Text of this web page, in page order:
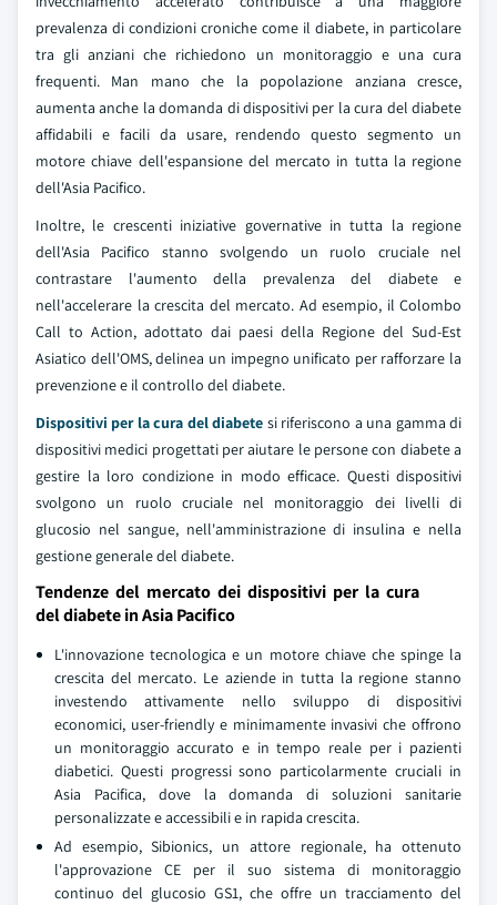
prevalenza di condizioni croniche come il diabete, in particolare
tra gli anziani che richiedono un monitoraggio e una cura
frequenti. Man mano che la popolazione anziana cresce,
aumenta anche la domanda di dispositivi per la cura del diabete
affidabili e facili da usare, rendendo questo segmento un
motore chiave dell'espansione del mercato in tutta la regione
dell'Asia Pacifico.
Inoltre, le crescenti iniziative governative in tutta la regione
dell'Asia Pacifico stanno svolgendo un ruolo cruciale nel
contrastare l'aumento della prevalenza del diabete e
nell'accelerare la crescita del mercato. Ad esempio, il Colombo
Call to Action, adottato dai paesi della Regione del Sud-Est
Asiatico dell'OMS, delinea un impegno unificato per rafforzare la
prevenzione e il controllo del diabete.
Dispositivi per la cura del diabete si riferiscono a una gamma di
dispositivi medici progettati per aiutare le persone con diabete a
gestire la loro condizione in modo efficace. Questi dispositivi
svolgono un ruolo cruciale nel monitoraggio dei livelli di
glucosio nel sangue, nell'amministrazione di insulina e nella
gestione generale del diabete.
Tendenze del mercato dei dispositivi per la cura
del diabete in Asia Pacifico
L'innovazione tecnologica e un motore chiave che spinge la
crescita del mercato. Le aziende in tutta la regione stanno
investendo attivamente nello sviluppo di dispositivi
economici, user-friendly e minimamente invasivi che offrono
un monitoraggio accurato e in tempo reale per i pazienti
diabetici. Questi progressi sono particolarmente cruciali in
Asia Pacifica, dove la domanda di soluzioni sanitarie
personalizzate e accessibili e in rapida crescita.
Ad esempio, Sibionics, un attore regionale, ha ottenuto
l'approvazione CE per il suo sistema di monitoraggio
continuo del glucosio GS1, che offre un tracciamento del